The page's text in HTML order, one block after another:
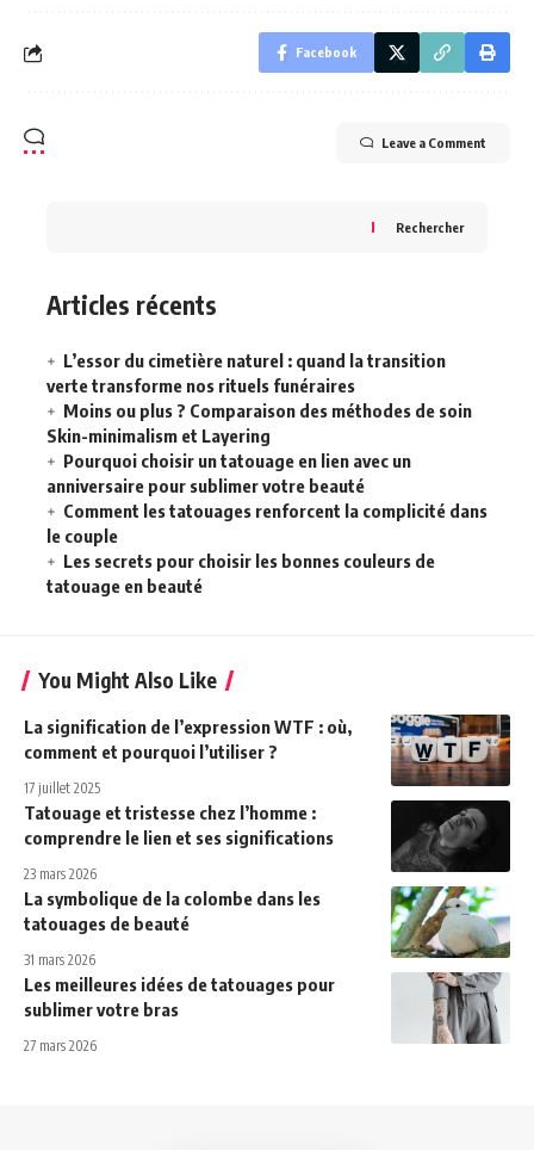
Facebook
Leave a Comment
Rechercher
Articles récents
L’essor du cimetière naturel : quand la transition
verte transforme nos rituels funéraires
Moins ou plus ? Comparaison des méthodes de soin
Skin-minimalism et Layering
Pourquoi choisir un tatouage en lien avec un
anniversaire pour sublimer votre beauté
Comment les tatouages renforcent la complicité dans
le couple
Les secrets pour choisir les bonnes couleurs de
tatouage en beauté
You Might Also Like
La signification de l’expression WTF : où,
comment et pourquoi l’utiliser ?
17 juillet 2025
Tatouage et tristesse chez l’homme :
comprendre le lien et ses significations
23 mars 2026
La symbolique de la colombe dans les
tatouages de beauté
31 mars 2026
Les meilleures idées de tatouages pour
sublimer votre bras
27 mars 2026